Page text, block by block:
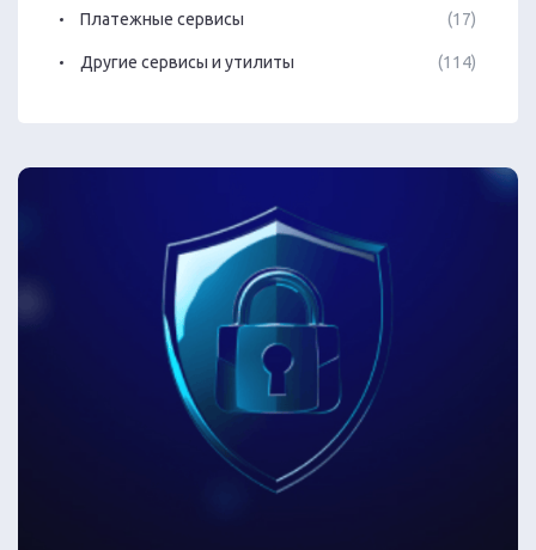
Платежные сервисы (17)
Другие сервисы и утилиты (114)